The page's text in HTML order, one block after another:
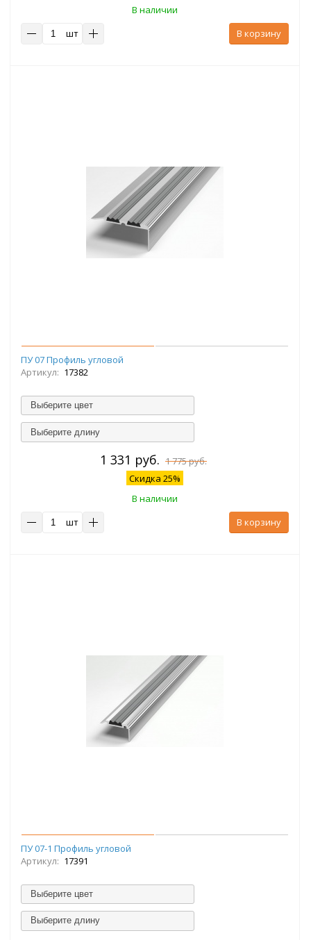
В наличии
шт
В корзину
ПУ 07 Профиль угловой
Артикул: 17382
Выберите цвет
Выберите длину
1 331 руб. 1 775 руб.
Скидка 25%
В наличии
шт
В корзину
ПУ 07-1 Профиль угловой
Артикул: 17391
Выберите цвет
Выберите длину